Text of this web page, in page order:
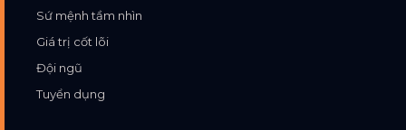
Sứ mệnh tầm nhìn
Giá trị cốt lõi
Đội ngũ
Tuyển dụng